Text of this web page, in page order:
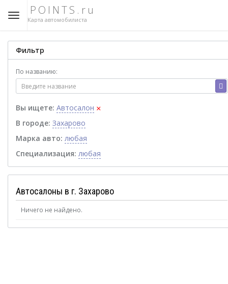
POINTS.ru
Карта автомобилиста
Фильтр
По названию:
Вы ищете: Автосалон ×
В городе: Захарово
Марка авто: любая
Специализация: любая
Автосалоны в г. Захарово
Ничего не найдено.